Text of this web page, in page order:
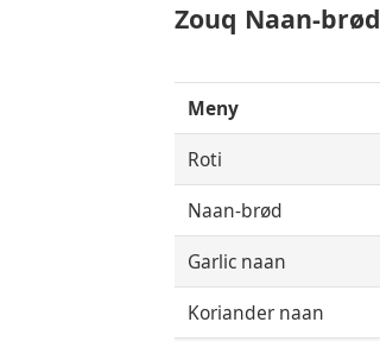
Zouq Naan-
Meny
Roti
Naan-brød
Garlic naan
Koriander naan